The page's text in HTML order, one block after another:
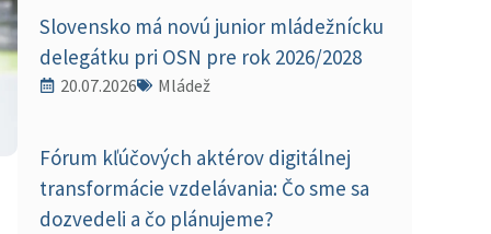
Slovensko má novú junior mládežnícku
delegátku pri OSN pre rok 2026/2028
20.07.2026 Mládež
Fórum kľúčových aktérov digitálnej
transformácie vzdelávania: Čo sme sa
dozvedeli a čo plánujeme?